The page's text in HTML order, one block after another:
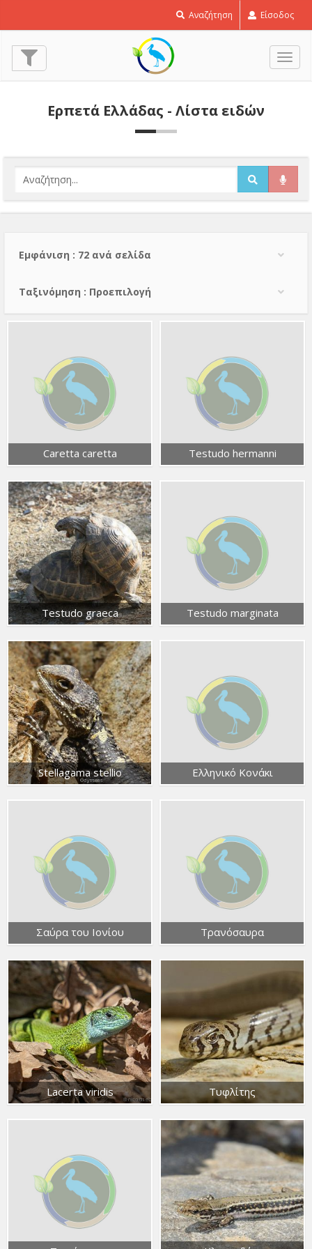
Αναζήτηση Είσοδος
Ερπετά Ελλάδας - Λίστα ειδών
Εμφάνιση : 72 ανά σελίδα
Тαξινόμηση : Προεπιλογή
Caretta caretta Testudo hermanni
Testudo graeca Testudo marginata
Stellagama stellio Ελληνικό Κονάκι
Σαύρα του Ιονίου Τρανόσαυρα
Lacerta viridis Τυφλίτης